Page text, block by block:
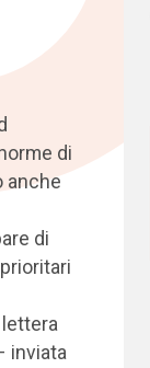
di
anche
di
inviata